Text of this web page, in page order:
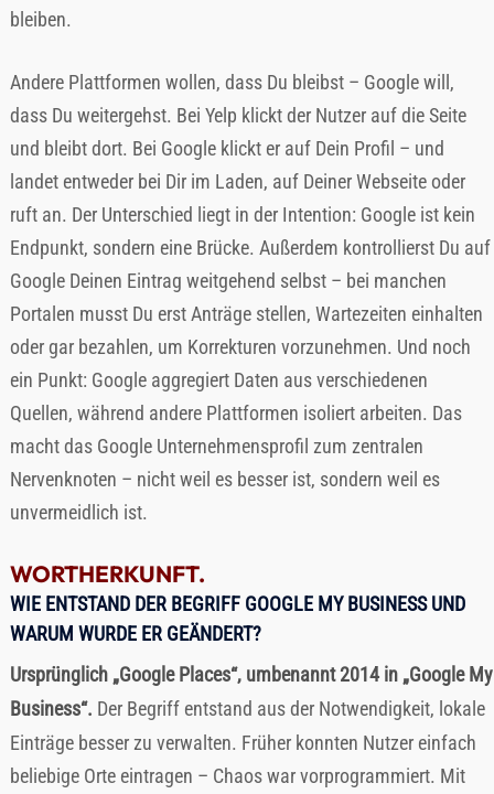
bleiben.
Andere Plattformen wollen, dass Du bleibst – Google will,
dass Du weitergehst. Bei Yelp klickt der Nutzer auf die Seite
und bleibt dort. Bei Google klickt er auf Dein Profil – und
landet entweder bei Dir im Laden, auf Deiner Webseite oder
ruft an. Der Unterschied liegt in der Intention: Google ist kein
Endpunkt, sondern eine Brücke. Außerdem kontrollierst Du auf
Google Deinen Eintrag weitgehend selbst – bei manchen
Portalen musst Du erst Anträge stellen, Wartezeiten einhalten
oder gar bezahlen, um Korrekturen vorzunehmen. Und noch
ein Punkt: Google aggregiert Daten aus verschiedenen
Quellen, während andere Plattformen isoliert arbeiten. Das
macht das Google Unternehmensprofil zum zentralen
Nervenknoten – nicht weil es besser ist, sondern weil es
unvermeidlich ist.
WORTHERKUNFT.
WIE ENTSTAND DER BEGRIFF GOOGLE MY BUSINESS UND
WARUM WURDE ER GEÄNDERT?
Ursprünglich „Google Places“, umbenannt 2014 in „Google My
Business“. Der Begriff entstand aus der Notwendigkeit, lokale
Einträge besser zu verwalten. Früher konnten Nutzer einfach
beliebige Orte eintragen – Chaos war vorprogrammiert. Mit